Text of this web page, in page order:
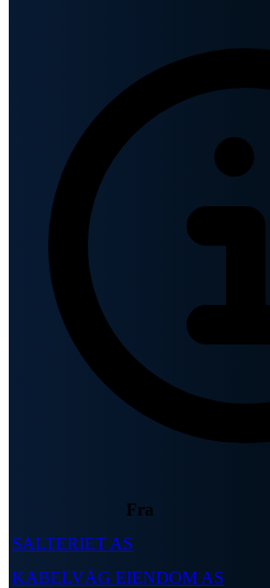
Fra
SALTERIET AS
KABELVÅG EIENDOM AS